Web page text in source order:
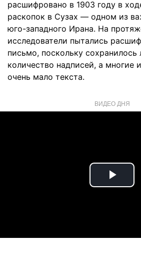
расшифровано в 1903 году в
раскопок в Сузах — одном из
юго-западного Ирана. На
исследователи пытались
письмо, поскольку
количество надписей, а многие
очень мало текста.
ВИДЕО ДНЯ
Play